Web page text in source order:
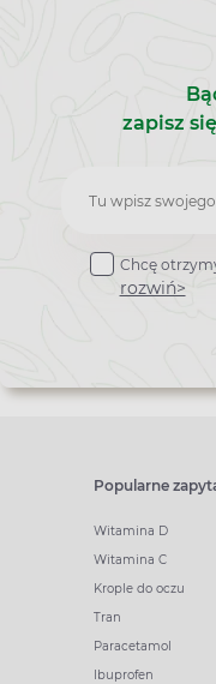
zapisz
Zapisz
do
Chcę
rozwiń>
Popularne
Witamina D
Witamina C
Krople do oczu
Tran
Paracetamol
Ibuprofen